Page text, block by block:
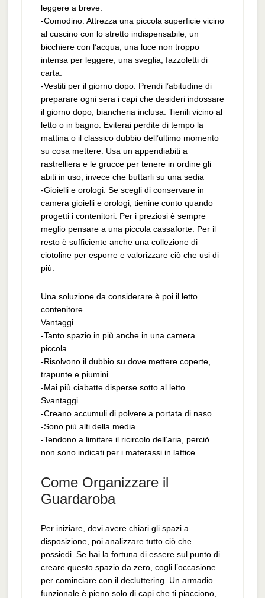
leggere a breve.
-Comodino. Attrezza una piccola superficie vicino
al cuscino con lo stretto indispensabile, un
bicchiere con l’acqua, una luce non troppo
intensa per leggere, una sveglia, fazzoletti di
carta.
-Vestiti per il giorno dopo. Prendi l’abitudine di
preparare ogni sera i capi che desideri indossare
il giorno dopo, biancheria inclusa. Tienili vicino al
letto o in bagno. Eviterai perdite di tempo la
mattina o il classico dubbio dell’ultimo momento
su cosa mettere. Usa un appendiabiti a
rastrelliera e le grucce per tenere in ordine gli
abiti in uso, invece che buttarli su una sedia
-Gioielli e orologi. Se scegli di conservare in
camera gioielli e orologi, tienine conto quando
progetti i contenitori. Per i preziosi è sempre
meglio pensare a una piccola cassaforte. Per il
resto è sufficiente anche una collezione di
ciotoline per esporre e valorizzare ciò che usi di
più.
Una soluzione da considerare è poi il letto
contenitore.
Vantaggi
-Tanto spazio in più anche in una camera
piccola.
-Risolvono il dubbio su dove mettere coperte,
trapunte e piumini
-Mai più ciabatte disperse sotto al letto.
Svantaggi
-Creano accumuli di polvere a portata di naso.
-Sono più alti della media.
-Tendono a limitare il ricircolo dell’aria, perciò
non sono indicati per i materassi in lattice.
Come Organizzare il
Guardaroba
Per iniziare, devi avere chiari gli spazi a
disposizione, poi analizzare tutto ciò che
possiedi. Se hai la fortuna di essere sul punto di
creare questo spazio da zero, cogli l’occasione
per cominciare con il decluttering. Un armadio
funzionale è pieno solo di capi che ti piacciono,